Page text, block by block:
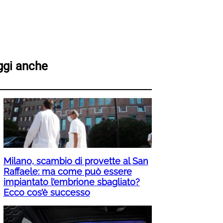
anche
Milano, scambio di provette al San
Raffaele: ma come può essere
impiantato l’embrione sbagliato?
Ecco cos’è successo